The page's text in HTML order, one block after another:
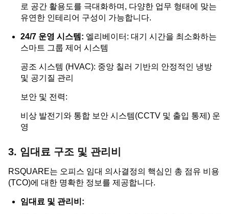
로 공간 활용도를 극대화하며, 다양한 업무 형태에 맞는
유연한 인테리어 구성이 가능합니다.
24/7 운영 시스템: 엘리베이터: 대기 시간을 최소화하는
스마트 그룹 제어 시스템
공조 시스템 (HVAC): 중앙 칠러 기반의 안정적인 냉방
및 공기질 관리
보안 및 전력:
비상 발전기와 통합 보안 시스템(CCTV 및 출입 통제) 운
영
3. 임대료 구조 및 관리비
RSQUARE는 오피스 임대 의사결정의 핵심인 총 점유 비용
(TCO)에 대한 명확한 정보를 제공합니다.
임대료 및 관리비: